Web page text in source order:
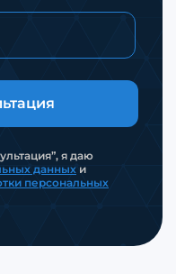
я даю
данных и
персональных